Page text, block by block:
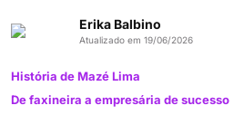
Erika Balbino
Atualizado em 19/06/2026
História de Mazé Lima
De faxineira a empresária de sucesso